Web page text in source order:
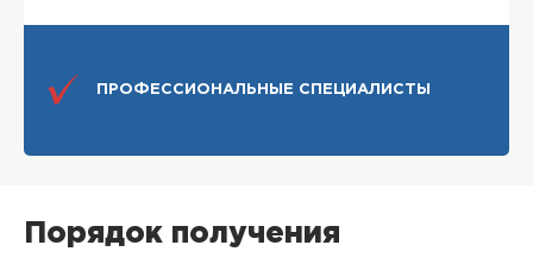
ПРОФЕССИОНАЛЬНЫЕ СПЕЦИАЛИСТЫ
Порядок получения